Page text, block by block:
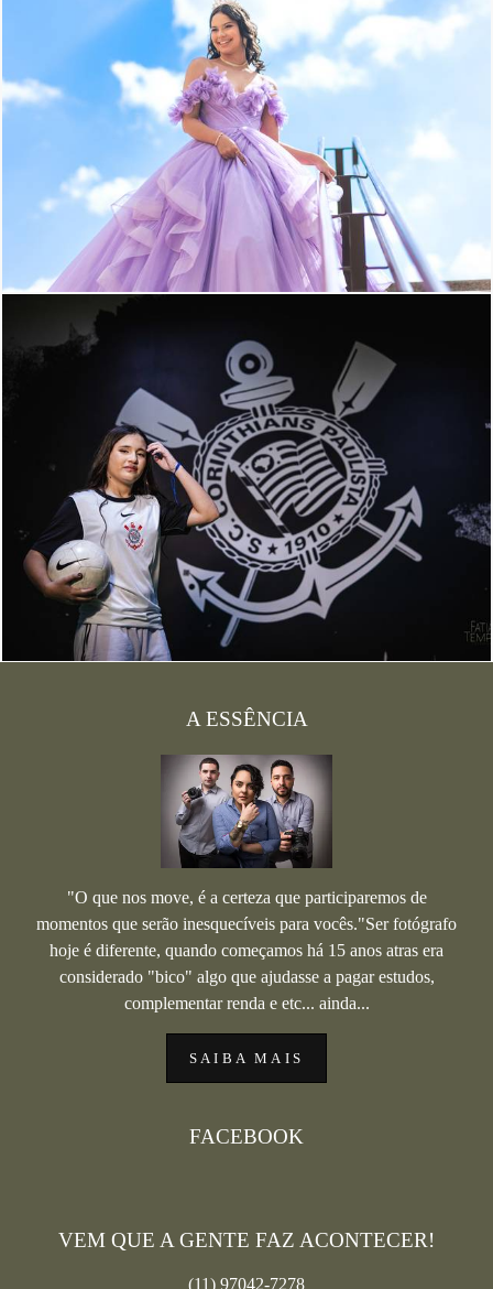
A ESSÊNCIA
"O que nos move, é a certeza que participaremos de
momentos que serão inesquecíveis para vocês."Ser fotógrafo
hoje é diferente, quando começamos há 15 anos atras era
considerado "bico" algo que ajudasse a pagar estudos,
complementar renda e etc... ainda...
SAIBA MAIS
FACEBOOK
VEM QUE A GENTE FAZ ACONTECER!
(11) 97042-7278